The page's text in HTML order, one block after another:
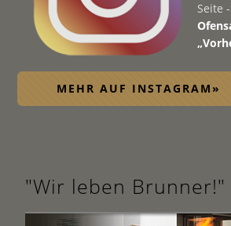
Seite
MEHR AUF INSTAGRAM»
"Wir leben Brunner!"